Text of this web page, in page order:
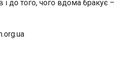
до того, чого вдома бракує –